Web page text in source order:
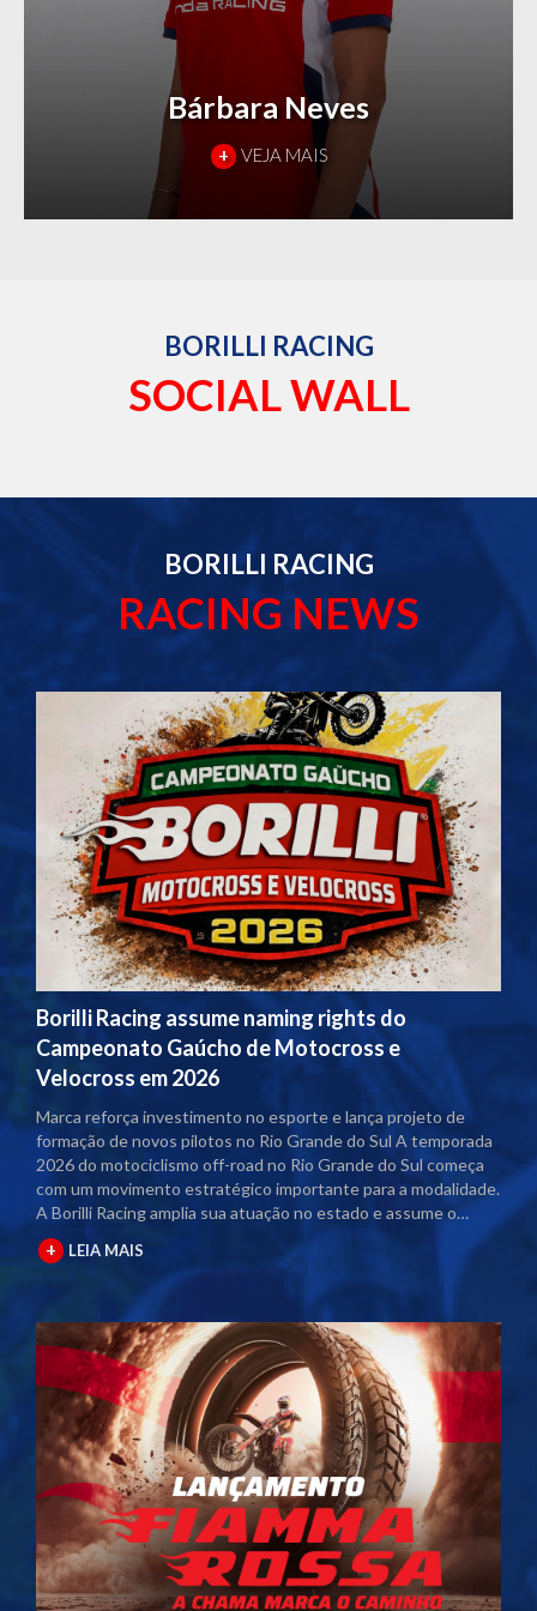
Bárbara Neves
+ VEJA MAIS
BORILLI RACING
SOCIAL WALL
BORILLI RACING
RACING NEWS
Borilli Racing assume naming rights do
Campeonato Gaúcho de Motocross e
Velocross em 2026
Marca reforça investimento no esporte e lança projeto de
formação de novos pilotos no Rio Grande do Sul A temporada
2026 do motociclismo off-road no Rio Grande do Sul começa
com um movimento estratégico importante para a modalidade.
A Borilli Racing amplia sua atuação no estado e assume o
naming rights dos principais campeonatos regionais. Com o
acordo firmado junto à Federação Gaúcha de Motociclismo
(FGM), as competições passam a contar com a marca no título
oficial. A partir desta temporada, os eventos serão
denominados Campeonato Gaúcho Borilli Racing de
Motocross e Campeonato Gaúcho Borilli Racing de Velocross.
A parceria fortalece o calendário estadual e eleva o nível das
competições. Além disso, amplia a estrutura dos eventos e
gera mais visibilidade para pilotos, equipes e patrocinadores
envolvidos. Borilli amplia protagonismo no motociclismo
gaúcho A Borilli Racing já possui uma trajetória consolidada
dentro do Campeonato Gaúcho. A marca apoia a modalidade
há cerca de uma década e, em 2026, dá um passo além ao
assumir a posição de patrocinadora máster. O novo momento
reforça o compromisso da empresa com o desenvolvimento do
esporte. A atuação direta nos campeonatos posiciona a Borilli
+ LEIA MAIS